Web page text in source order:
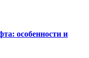
особенности и